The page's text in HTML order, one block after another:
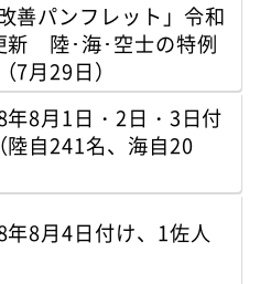
善パンフレット」令和
新 陸･海･空士の特例
7月29日）
8月1日・2日・3日付
陸自241名、海自20
8月4日付け、1佐人